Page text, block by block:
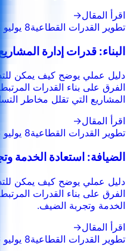
اقرأ المقال→
تطوير القدرات القطاعية8 يوليو 2026
البناء: قدرات إدارة
دليل عملي يوضح كيف يمكن
الفرق على بناء القدرات
المشاريع التي تقلل مخاطر
اقرأ المقال→
تطوير القدرات القطاعية8 يوليو 2026
الضيافة: استعادة الخدمة
دليل عملي يوضح كيف يمكن
الفرق على بناء القدرات
الخدمة وتجربة الضيف.
اقرأ المقال→
تطوير القدرات القطاعية8 يوليو 2026